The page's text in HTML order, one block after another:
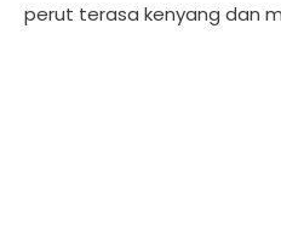
perut terasa kenyang dan